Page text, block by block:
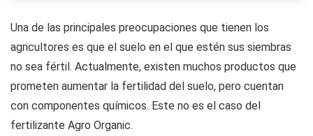
Una de las principales preocupaciones que tienen los
agricultores es que el suelo en el que estén sus siembras
no sea fértil. Actualmente, existen muchos productos que
prometen aumentar la fertilidad del suelo, pero cuentan
con componentes químicos. Este no es el caso del
fertilizante Agro Organic.